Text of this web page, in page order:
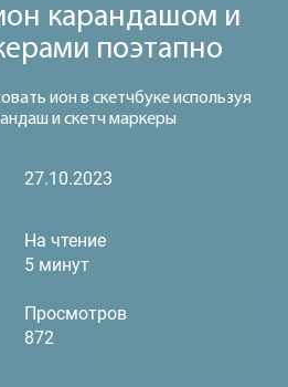
карандашом и
поэтапно
ион в скетчбуке используя
и скетч маркеры
27.10.2023
На чтение
5 минут
Просмотров
872